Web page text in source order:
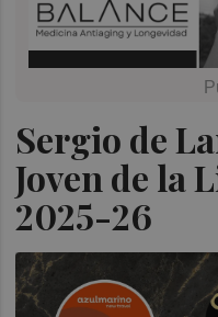
Sergio de
Joven de la
2025-26